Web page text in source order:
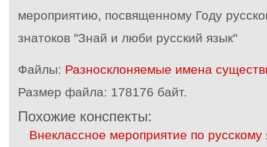
мероприятию, посвященному Году
знатоков "Знай и люби русский язык"
Файлы: Разносклоняемые имена
Размер файла: 178176 байт.
Похожие конспекты:
Внеклассное мероприятие по